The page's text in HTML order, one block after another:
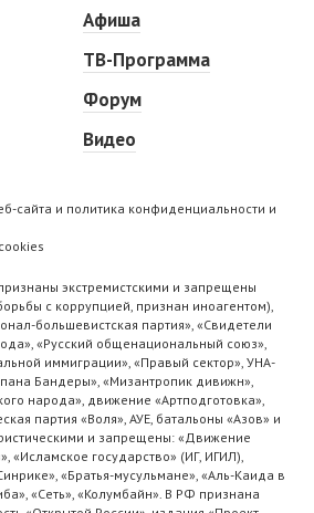
Афиша
ТВ-Программа
Форум
Видео
сайта и политика конфиденциальности и
экстремистскими и запрещены
с коррупцией, признан иноагентом),
большевистская партия», «Свидетели
«Русский общенациональный союз»,
иммиграции», «Правый сектор», УНА-
Бандеры», «Мизантропик дивижн»,
народа», движение «Артподготовка»,
партия «Воля», АУЕ, батальоны «Азов» и
и запрещены: «Движение
«Исламское государство» (ИГ, ИГИЛ),
«Братья-мусульмане», «Аль-Каида в
«Сеть», «Колумбайн». В РФ признана